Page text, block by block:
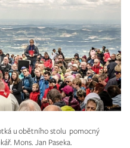
u obětního stolu pomocný
Mons. Jan Paseka.